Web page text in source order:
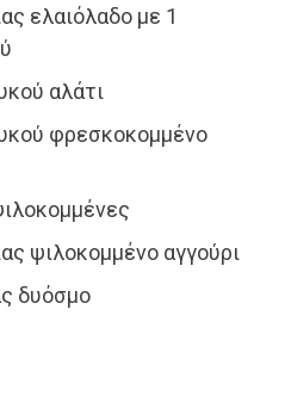
ελαιόλαδο με 1
αλάτι
φρεσκοκομμένο
ψιλοκομμένο αγγούρι
δυόσμο